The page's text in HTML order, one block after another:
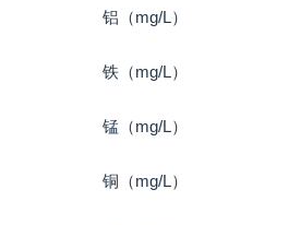
铝（mg/L）
铁（mg/L）
锰（mg/L）
铜（mg/L）